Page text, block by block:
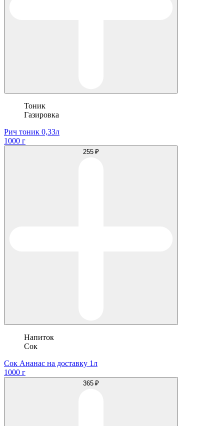
Тоник
Газировка
Рич тоник 0,33л
1000 г
255 ₽
Напиток
Сок
Сок Ананас на доставку 1л
1000 г
365 ₽